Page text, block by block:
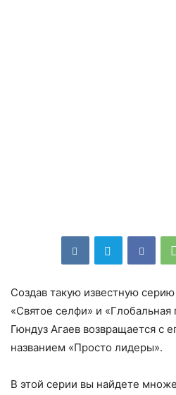
Создав такую известную
«Святое селфи» и
Гюндуз Агаев возвращается с
названием «Просто лидеры».
В этой серии вы найдете